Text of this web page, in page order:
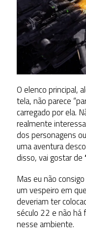
O elenco principal,
tela, não parece
carregado por ela.
realmente
dos personagens
uma aventura
disso, vai gostar de
Mas eu não
um vespeiro em
deveriam ter
século 22 e não
nesse ambiente.